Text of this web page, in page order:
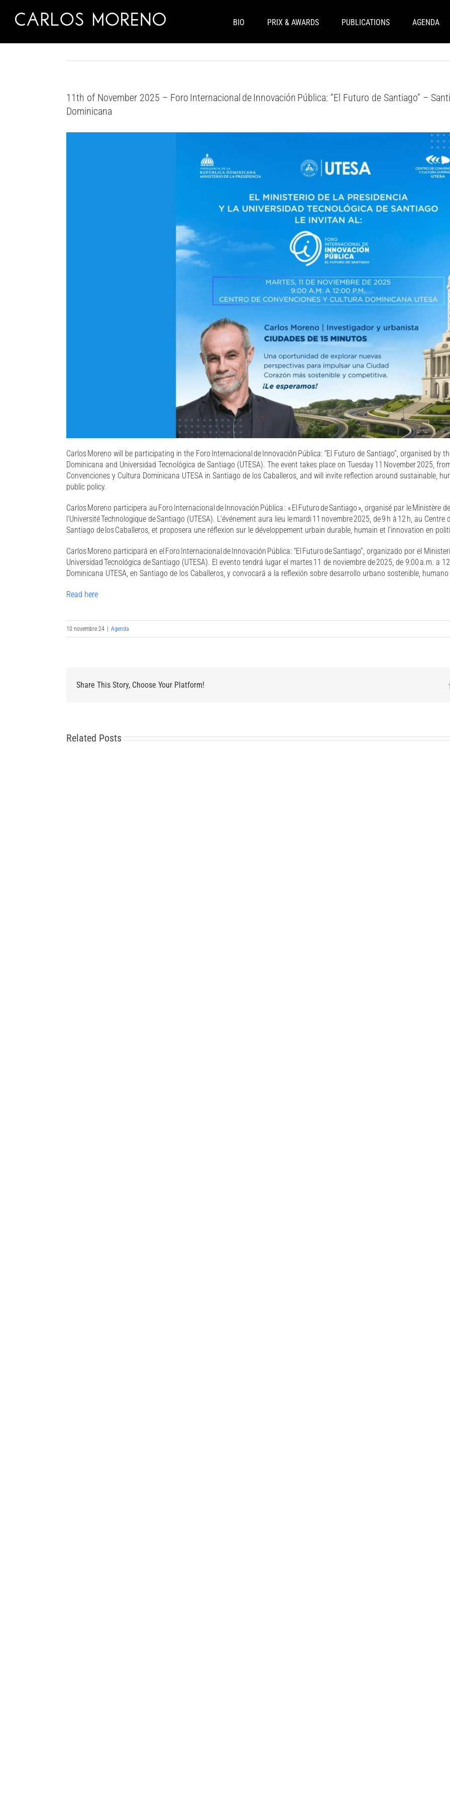
content
BIO PRIX & AWARDS PUBLICATIONS AGENDA
11th of November 2025 – Foro Internacional de Innovación Pública: “El Futuro de Santiago” –
Dominicana
Carlos Moreno will be participating in the Foro Internacional de Innovación Pública: “El Futuro de Santiago”, organised by
Dominicana and Universidad Tecnológica de Santiago (UTESA). The event takes place on Tuesday 11 November 2025,
Convenciones y Cultura Dominicana UTESA in Santiago de los Caballeros, and will invite reflection around sustainable,
public policy.
Carlos Moreno participera au Foro Internacional de Innovación Pública : « El Futuro de Santiago », organisé par le Ministère
l’Université Technologique de Santiago (UTESA). L’événement aura lieu le mardi 11 novembre 2025, de 9 h à 12 h, au
Santiago de los Caballeros, et proposera une réflexion sur le développement urbain durable, humain et l’innovation en
Carlos Moreno participará en el Foro Internacional de Innovación Pública: “El Futuro de Santiago”, organizado por el
Universidad Tecnológica de Santiago (UTESA). El evento tendrá lugar el martes 11 de noviembre de 2025, de 9:00 a.m. a
Dominicana UTESA, en Santiago de los Caballeros, y convocará a la reflexión sobre desarrollo urbano sostenible,
Read here
10 novembre 24 | Agenda
Share This Story, Choose Your Platform!
Related Posts